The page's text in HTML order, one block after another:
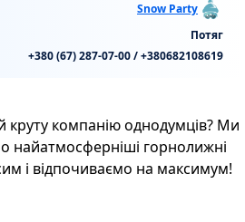
Snow Party
Потяг
+380 (67) 287-07-00 / +380682108619
круту компанію однодумців? Ми
найатмосферніші горнолижні
і відпочиваємо на максимум!